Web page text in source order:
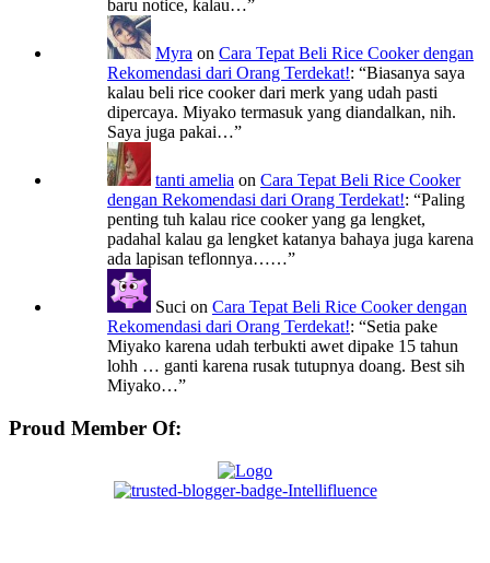
baru notice, kalau…”
Myra on Cara Tepat Beli Rice Cooker dengan
Rekomendasi dari Orang Terdekat!: “Biasanya saya
kalau beli rice cooker dari merk yang udah pasti
dipercaya. Miyako termasuk yang diandalkan, nih.
Saya juga pakai…”
tanti amelia on Cara Tepat Beli Rice Cooker
dengan Rekomendasi dari Orang Terdekat!: “Paling
penting tuh kalau rice cooker yang ga lengket,
padahal kalau ga lengket katanya bahaya juga karena
ada lapisan teflonnya……”
Suci on Cara Tepat Beli Rice Cooker dengan
Rekomendasi dari Orang Terdekat!: “Setia pake
Miyako karena udah terbukti awet dipake 15 tahun
lohh … ganti karena rusak tutupnya doang. Best sih
Miyako…”
Proud Member Of: